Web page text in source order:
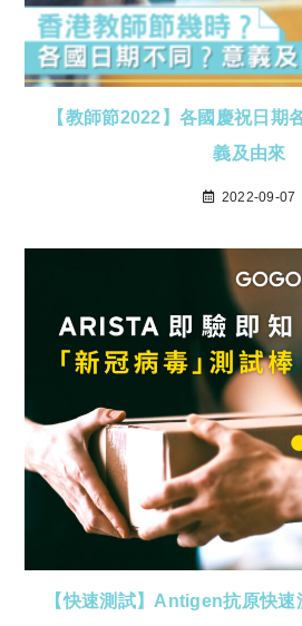
【教師節2022】各國慶祝日期
義及由來
2022-09-07
【快速測試】Antigen抗原快速